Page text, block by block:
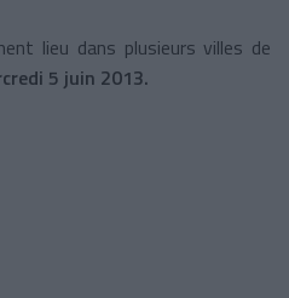
lieu dans plusieurs villes de
5 juin 2013.